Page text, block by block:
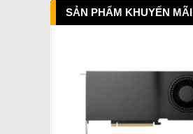
SẢN PHẨM KHUYẾN MÃI